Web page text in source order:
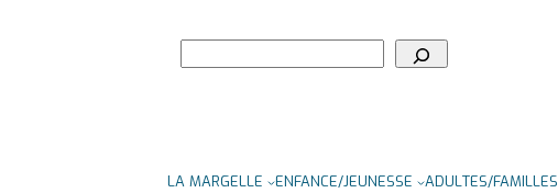
LA MARGELLE ENFANCE/JEUNESSE ADULTES/FAMILLES